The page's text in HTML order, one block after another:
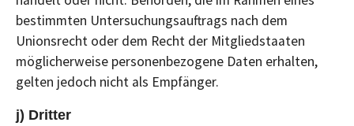
bestimmten Untersuchungsauftrags nach dem
Unionsrecht oder dem Recht der Mitgliedstaaten
möglicherweise personenbezogene Daten erhalten,
gelten jedoch nicht als Empfänger.
j) Dritter